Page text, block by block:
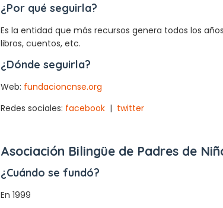
¿Por qué seguirla?
Es la entidad que más recursos genera todos los
libros, cuentos, etc.
¿Dónde seguirla?
Web: fundacioncnse.org
Redes sociales: facebook | twitter
Asociación Bilingüe de Padres de
¿Cuándo se fundó?
En 1999